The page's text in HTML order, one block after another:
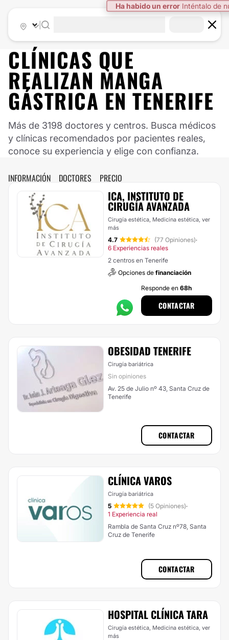
Ha habido un error Inténtalo de
CLÍNICAS QUE
REALIZAN MANGA
GÁSTRICA EN TENERIFE
Más de 3198 doctores y centros. Busca médicos
y clínicas recomendados por pacientes reales,
conoce su experiencia y elige con confianza.
INFORMACIÓN DOCTORES PRECIO
ICA, INSTITUTO DE
CIRUGÍA AVANZADA
Cirugía estética, Medicina estética, ver
más
4.7 (77 Opiniones)·
6 Experiencias reales
2 centros en Tenerife
Opciones de financiación
Responde en 68h
CONTACTAR
OBESIDAD TENERIFE
Cirugía bariátrica
Sin opiniones
Av. 25 de Julio nº 43, Santa Cruz de
Tenerife
CONTACTAR
CLÍNICA VAROS
Cirugía bariátrica
5 (5 Opiniones)·
1 Experiencia real
Rambla de Santa Cruz nº78, Santa
Cruz de Tenerife
CONTACTAR
HOSPITAL CLÍNICA TARA
Cirugía estética, Medicina estética, ver
más